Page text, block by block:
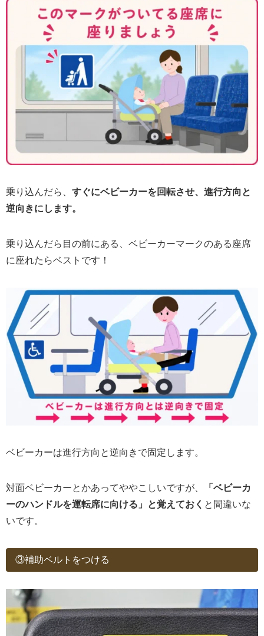
乗り込んだら、 すぐにベビーカーを回転させ、進行方向と
逆向きにします。
乗り込んだら目の前にある、ベビーカーマークのある座席
に座れたらベストです！
ベビーカーは進行方向と逆向きで固定します。
対面ベビーカーとかあってややこしいですが、
「ベビーカ
ーのハンドルを運転席に向ける」と覚えておく と間違いな
いです。
③補助ベルトをつける